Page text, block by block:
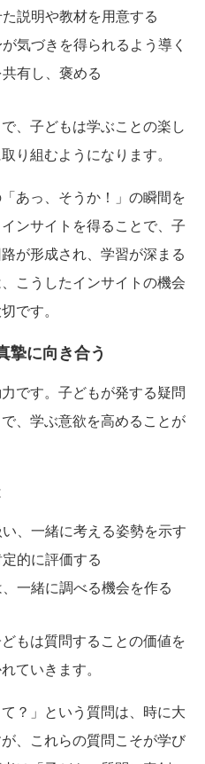
説明や教材を用意する
気づきを得られるよう導く
有し、褒める
、子どもは学ぶことの楽し
り組むようになります。
あっ、そうか！」の瞬間を
ンサイトを得ることで、子
が形成され、学習が深まる
こうしたインサイトの機会
です。
摯に向き合う
です。子どもが発する疑問
、学ぶ意欲を高めることが
、一緒に考える姿勢を示す
的に評価する
一緒に調べる機会を作る
もは質問することの価値を
ていきます。
？」という質問は、時に大
、これらの質問こそが学び